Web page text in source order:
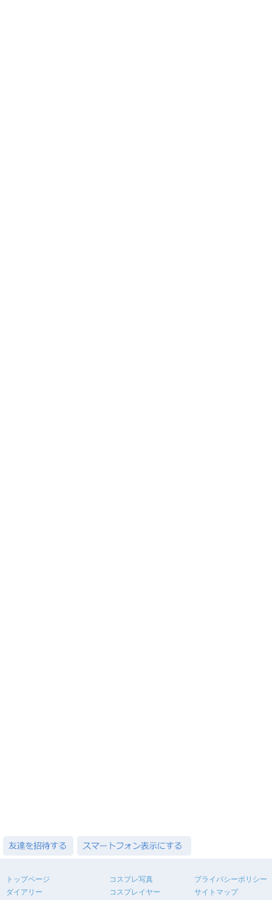
トップページ
ダイアリー
コスプレ写真
コスプレイヤー
プライバシーポリシー
サイトマップ